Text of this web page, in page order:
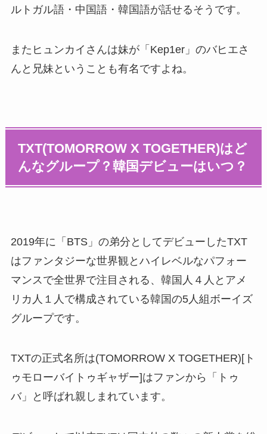
ルトガル語・中国語・韓国語が話せるそうです。
またヒュンカイさんは妹が「Kep1er」のバヒエさ
んと兄妹ということも有名ですよね。
TXT(TOMORROW X TOGETHER)はど
んなグループ？韓国デビューはいつ？
2019年に「BTS」の弟分としてデビューしたTXT
はファンタジーな世界観とハイレベルなパフォー
マンスで全世界で注目される、韓国人４人とアメ
リカ人１人で構成されている韓国の5人組ボーイズ
グループです。
TXTの正式名所は(TOMORROW X TOGETHER)[ト
ゥモローバイトゥギャザー]はファンから「トゥ
バ」と呼ばれ親しまれています。